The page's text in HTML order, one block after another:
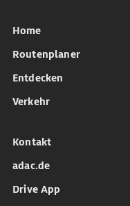
Home
Routenplaner
Entdecken
Verkehr
Kontakt
adac.de
Drive App